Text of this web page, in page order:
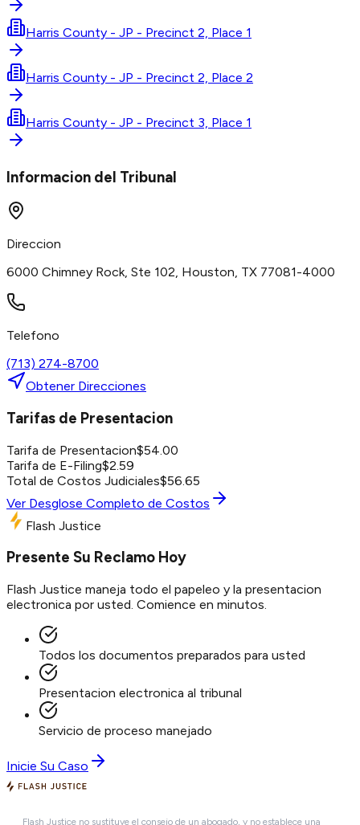
Harris County - JP - Precinct 2, Place 1
Harris County - JP - Precinct 2, Place 2
Harris County - JP - Precinct 3, Place 1
Informacion del Tribunal
Direccion
6000 Chimney Rock, Ste 102, Houston, TX 77081-4000
Telefono
(713) 274-8700
Obtener Direcciones
Tarifas de Presentacion
Tarifa de Presentacion$54.00
Tarifa de E-Filing$2.59
Total de Costos Judiciales$56.65
Ver Desglose Completo de Costos
Flash Justice
Presente Su Reclamo Hoy
Flash Justice maneja todo el papeleo y la presentacion
electronica por usted. Comience en minutos.
Todos los documentos preparados para usted
Presentacion electronica al tribunal
Servicio de proceso manejado
Inicie Su Caso
Flash Justice no sustituye el consejo de un abogado, y no establece una